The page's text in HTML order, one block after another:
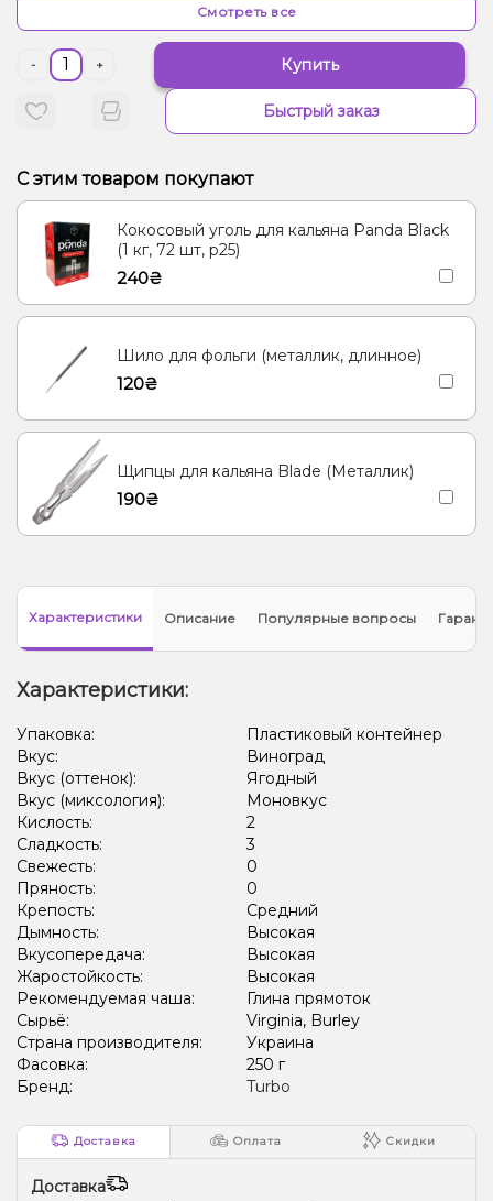
Гранат, Лимонад, Малина Конфеты, Ягоды Марула, Папайя
Ананас, Манго, Маракуйя, Печенье
Бузина, Лайм Ваниль, Кола Жвачка (фруктовая)
Виноград, Слива, Энергетик Ананас, Апельсин, Манго
Барбарис, Вишня/Черешня, Сакура
Смотреть все
- + Купить
Быстрый заказ
С этим товаром покупают
Кокосовый уголь для кальяна Panda Black
(1 кг, 72 шт, р25)
240₴
Шило для фольги (металлик, длинное)
120₴
Щипцы для кальяна Blade (Металлик)
190₴
Характеристики Описание Популярные вопросы
Характеристики:
Упаковка:
Пластиковый контейнер
Вкус:
Виноград
Вкус (оттенок):
Ягодный
Вкус (миксология):
Моновкус
Кислость:
2
Сладкость:
3
Свежесть:
0
Пряность:
0
Крепость:
Средний
Дымность:
Высокая
Вкусопередача:
Высокая
Жаростойкость:
Высокая
Рекомендуемая чаша:
Глина прямоток
Сырьё:
Virginia, Burley
Страна производителя:
Украина
Фасовка:
250 г
Бренд:
Turbo
Доставка Оплата Скидки
Доставка